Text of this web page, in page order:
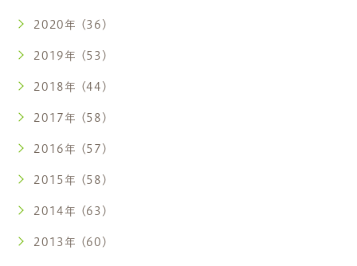
2020年 (36)
2019年 (53)
2018年 (44)
2017年 (58)
2016年 (57)
2015年 (58)
2014年 (63)
2013年 (60)